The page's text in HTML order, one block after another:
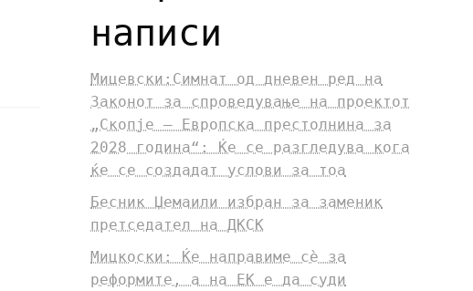
написи
Мицевски:Симнат од дневен ред на
Законот за спроведување на проектот
„Скопје – Европска престолнина за
2028 година“: Ќе се разгледува кога
ќе се создадат услови за тоа
Бесник Џемаили избран за заменик
претседател на ДКСК
Мицкоски: Ќе направиме сè за
реформите, а на ЕК е да суди